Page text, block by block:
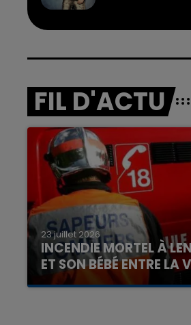
FIL D'ACTU
23 juillet 2026
INCENDIE MORTEL À
ET SON BÉBÉ ENTRE LA
Un homme s'est immolé